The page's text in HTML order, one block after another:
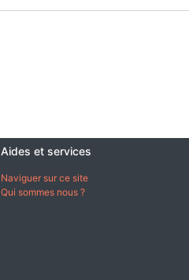
Aides et services
Naviguer sur ce site
Qui sommes nous ?